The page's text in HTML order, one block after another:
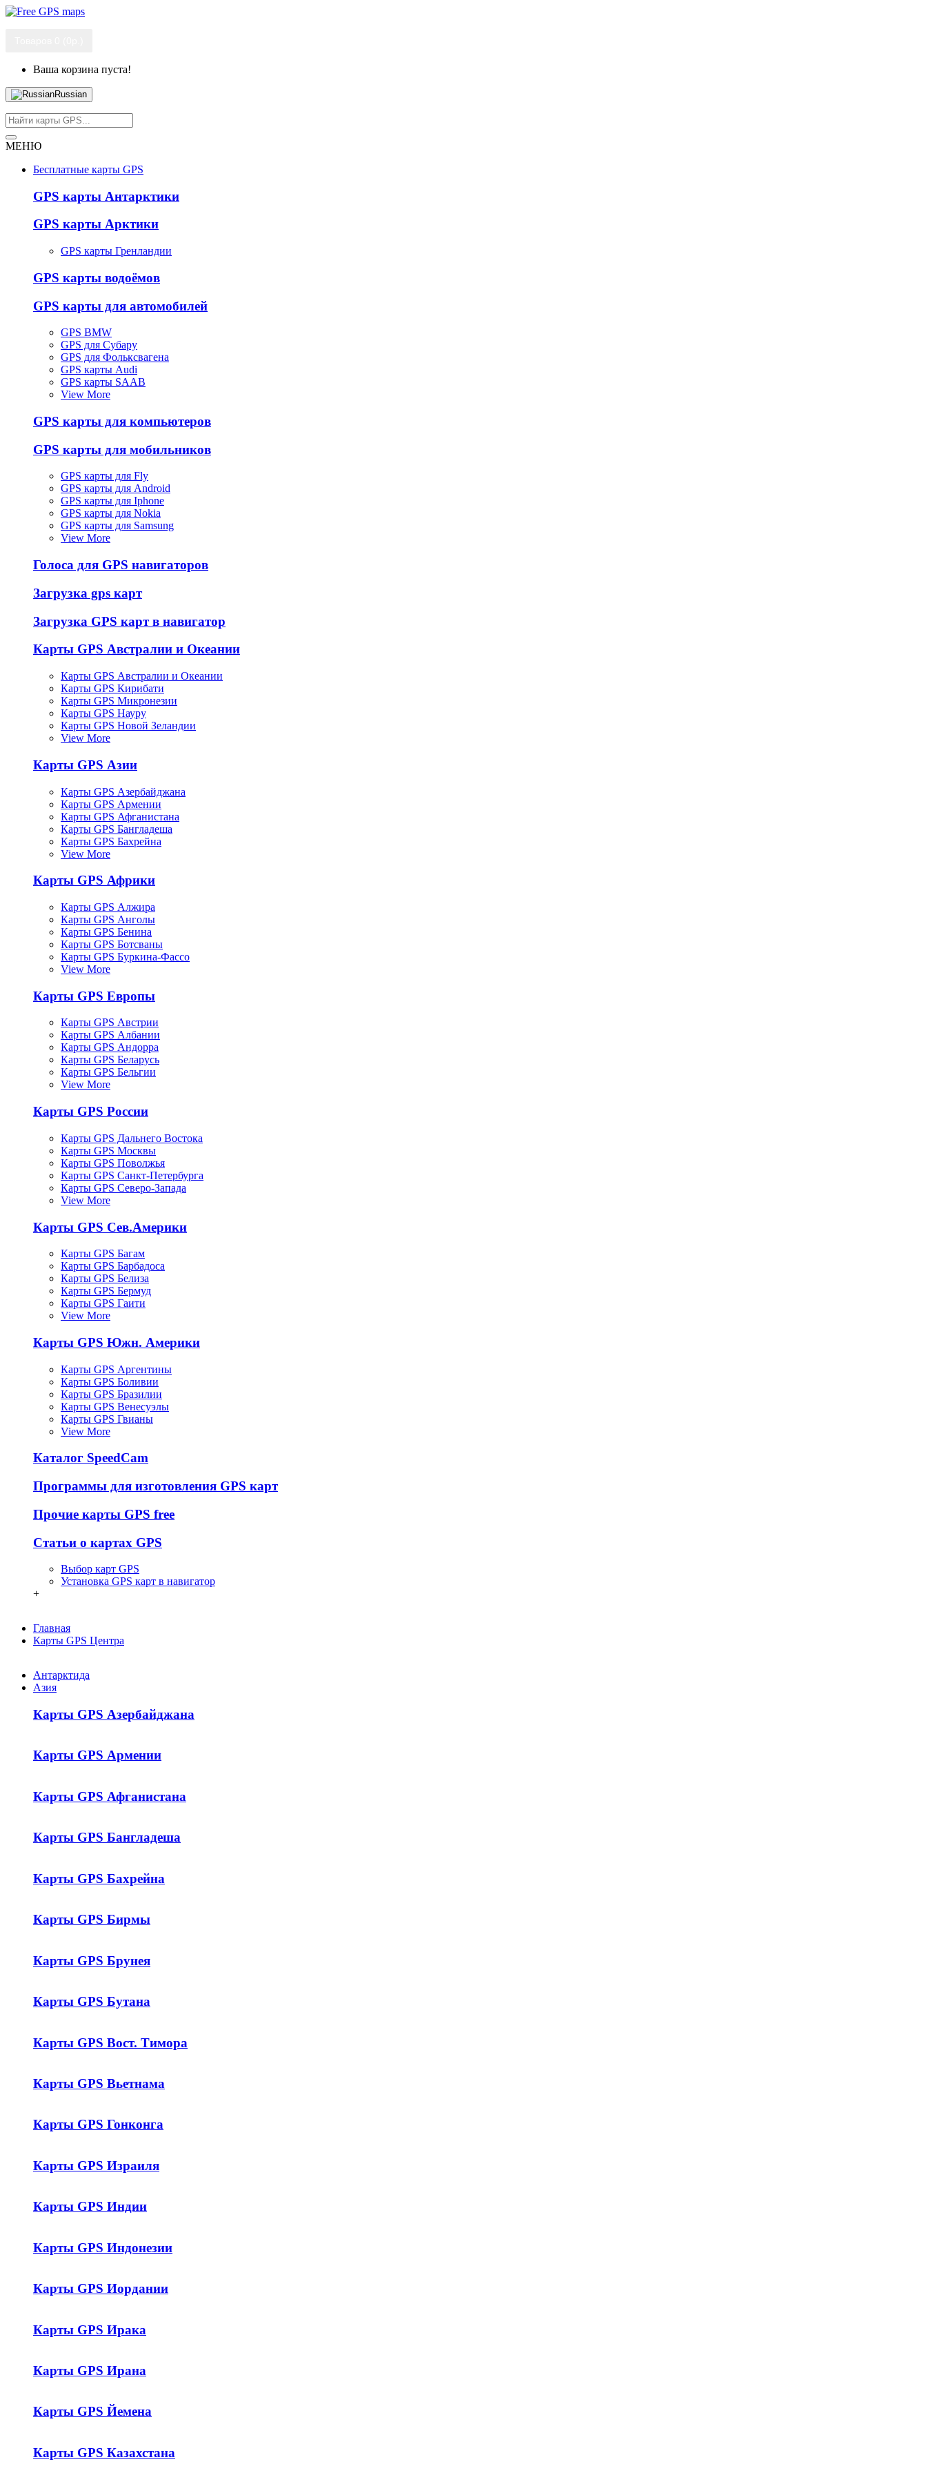
Ваша корзина пуста!
Russian
МЕНЮ
Бесплатные карты GPS
GPS карты Антарктики
GPS карты Арктики
GPS карты Гренландии
GPS карты водоёмов
GPS карты для автомобилей
GPS BMW
GPS для Субару
GPS для Фольксвагена
GPS карты Audi
GPS карты SAAB
View More
GPS карты для компьютеров
GPS карты для мобильников
GPS карты для Fly
GPS карты для Android
GPS карты для Iphone
GPS карты для Nokia
GPS карты для Samsung
View More
Голоса для GPS навигаторов
Загрузка gps карт
Загрузка GPS карт в навигатор
Карты GPS Австралии и Океании
Карты GPS Австралии и Океании
Карты GPS Кирибати
Карты GPS Микронезии
Карты GPS Науру
Карты GPS Новой Зеландии
View More
Карты GPS Азии
Карты GPS Азербайджана
Карты GPS Армении
Карты GPS Афганистана
Карты GPS Бангладеша
Карты GPS Бахрейна
View More
Карты GPS Африки
Карты GPS Алжира
Карты GPS Анголы
Карты GPS Бенина
Карты GPS Ботсваны
Карты GPS Буркина-Фассо
View More
Карты GPS Европы
Карты GPS Австрии
Карты GPS Албании
Карты GPS Андорра
Карты GPS Беларусь
Карты GPS Бельгии
View More
Карты GPS России
Карты GPS Дальнего Востока
Карты GPS Москвы
Карты GPS Поволжья
Карты GPS Санкт-Петербурга
Карты GPS Северо-Запада
View More
Карты GPS Сев.Америки
Карты GPS Багам
Карты GPS Барбадоса
Карты GPS Белиза
Карты GPS Бермуд
Карты GPS Гаити
View More
Карты GPS Южн. Америки
Карты GPS Аргентины
Карты GPS Боливии
Карты GPS Бразилии
Карты GPS Венесуэлы
Карты GPS Гвианы
View More
Каталог SpeedCam
Программы для изготовления GPS карт
Прочие карты GPS free
Статьи о картах GPS
Выбор карт GPS
Установка GPS карт в навигатор
+
Главная
Карты GPS Центра
Антарктида
Азия
Карты GPS Азербайджана
Карты GPS Армении
Карты GPS Афганистана
Карты GPS Бангладеша
Карты GPS Бахрейна
Карты GPS Бирмы
Карты GPS Брунея
Карты GPS Бутана
Карты GPS Вост. Тимора
Карты GPS Вьетнама
Карты GPS Гонконга
Карты GPS Израиля
Карты GPS Индии
Карты GPS Индонезии
Карты GPS Иордании
Карты GPS Ирака
Карты GPS Ирана
Карты GPS Йемена
Карты GPS Казахстана